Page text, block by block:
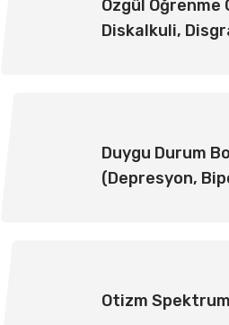
Özgül Öğrenme
Diskalkuli,
Duygu Durum
(Depresyon,
Otizm